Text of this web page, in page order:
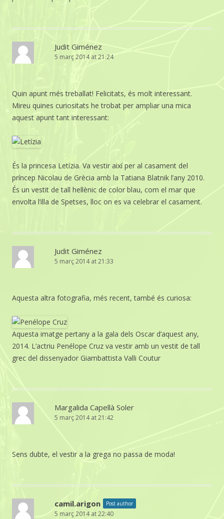
Judit Giménez
5 març 2014 at 21:24
Quin apunt més treballat! Felicitats, és molt interessant.
Mireu quines curiositats he trobat per ampliar una mica
aquest apunt tant interessant:
És la princesa Letízia. Va vestir així per al casament del
príncep Nicolau de Grècia amb la Tatiana Blatnik l’any 2010.
És un vestit de tall hel·lènic de color blau, com el mar que
envolta l’illa de Spetses, lloc on es va celebrar el casament.
Judit Giménez
5 març 2014 at 21:33
Aquesta altra fotografia, més recent, també és curiosa:
Aquesta imatge pertany a la gala dels Oscar d’aquest any,
2014. L’actriu Penélope Cruz va vestir amb un vestit de tall
grec del dissenyador Giambattista Valli Coutur
Margalida Capellà Soler
5 març 2014 at 21:42
Sens dubte, el vestir a la grega no passa de moda!
camil.arigon Post author
5 març 2014 at 22:40